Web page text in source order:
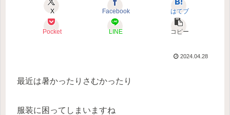
X Facebook はてブ
Pocket LINE コピー
2024.04.28
最近は暑かったりさむかったり
服装に困ってしまいますね